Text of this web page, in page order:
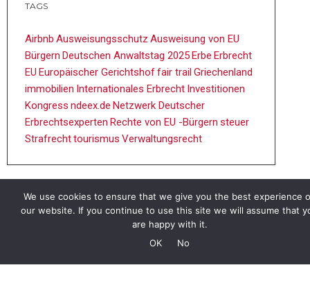
TAGS
Airbnb Ausweisungsschutz Ausweisung von EU
Bürgern Deutschen Anwaltstag 2025Erbe Erbrecht
EU Europäischer Gerichtshoffair trail Griechenland
immobilien Internationales Erbrecht Investitionen
Kongress ndeex.de Netzwerk Deutscher
Erbrechtsexperten Rechte von EU -Bürgern steuer
Strafrechttourismus Verwaltungsrecht
We use cookies to ensure that we give you the best experience
our website. If you continue to use this site we will assume that
are happy with it.
OK
No